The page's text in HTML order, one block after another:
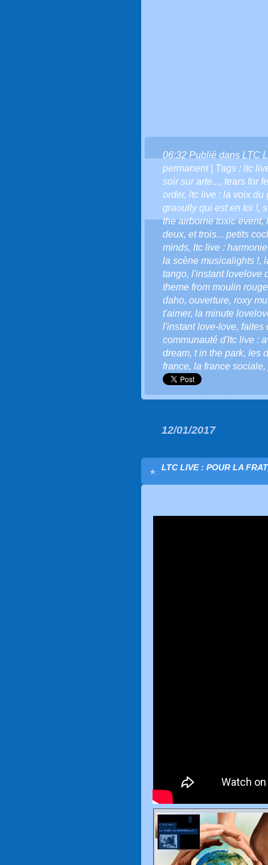
06:32 Publié dans LTC
permanent| Tags : ltc
soir sur arte..., tears for
order, ltc live : la voix du
graoully qui est en toi !,
the airborne toxic event,
deux, et trois... petits
minds, ltc live :
la scène musicalights !,
tango, l'instant lovelove
theme from moulin rouge
daho, ouverture, roxy
t'aimer, la minute
l'instant love-love, faites
communauté d'ltc live :
dream, t in the park, les
france, la france sociale,
12/01/2017
LTC LIVE : POUR LA